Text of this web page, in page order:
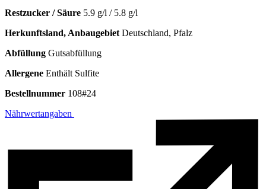
Restzucker / Säure 5.9 g/l / 5.8 g/l
Herkunftsland, Anbaugebiet Deutschland, Pfalz
Abfüllung Gutsabfüllung
Allergene Enthält Sulfite
Bestellnummer 108#24
Nährwertangaben